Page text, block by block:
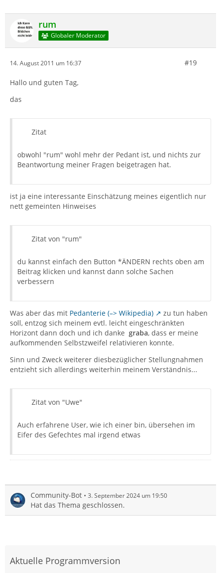
rum
Globaler Moderator
14. August 2011 um 16:37 #19
Hallo und guten Tag,
das
Zitat
obwohl "rum" wohl mehr der Pedant ist, und nichts zur
Beantwortung meiner Fragen beigetragen hat.
ist ja eine interessante Einschätzung meines eigentlich nur
nett gemeinten Hinweises
Zitat von "rum"
du kannst einfach den Button *ÄNDERN rechts oben am
Beitrag klicken und kannst dann solche Sachen
verbessern
Was aber das mit Pedanterie (–> Wikipedia)
zu tun haben
soll, entzog sich meinem evtl. leicht eingeschränkten
Horizont dann doch und ich danke graba, dass er meine
aufkommenden Selbstzweifel relativieren konnte.
Sinn und Zweck weiterer diesbezüglicher Stellungnahmen
entzieht sich allerdings weiterhin meinem Verständnis...
Zitat von "Uwe"
Auch erfahrene User, wie ich einer bin, übersehen im
Eifer des Gefechtes mal irgend etwas
Community-Bot 3. September 2024 um 19:50
Hat das Thema geschlossen.
Aktuelle Programmversion